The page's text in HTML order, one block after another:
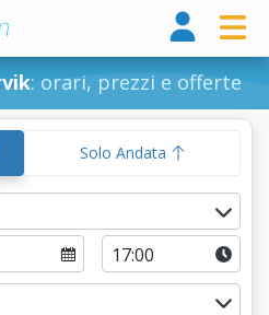
: orari, prezzi e offerte
Solo Andata